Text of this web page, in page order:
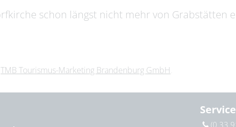
schon längst nicht mehr von Grabstätten
TMB Tourismus-Marketing Brandenburg GmbH
(0 33